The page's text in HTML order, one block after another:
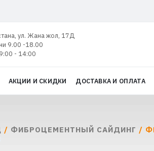
ул. Жана жол, 17Д
9.00 -18.00
- 14:00
АКЦИИ И СКИДКИ ДОСТАВКА И ОПЛАТА
/ ФИБРОЦЕМЕНТНЫЙ САЙДИНГ /